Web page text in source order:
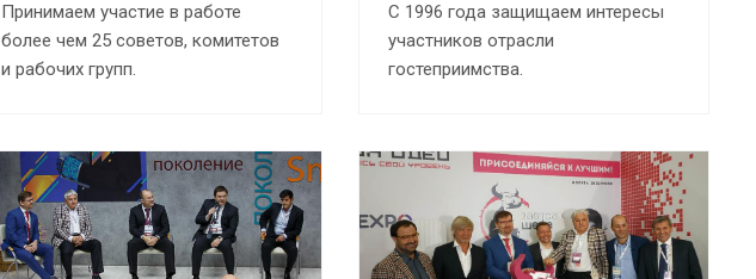
Принимаем участие в работе
более чем 25 советов, комитетов
и рабочих групп.
С 1996 года защищаем интересы
участников отрасли
гостеприимства.